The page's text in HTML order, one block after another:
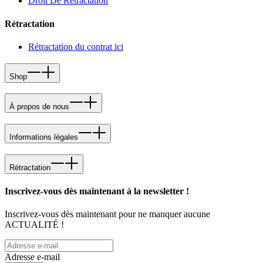
Rétractation
Rétractation du contrat ici
Shop
À propos de nous
Informations légales
Rétractation
Inscrivez-vous dès maintenant à la newsletter !
Inscrivez-vous dès maintenant pour ne manquer aucune
ACTUALITÉ !
Adresse e-mail